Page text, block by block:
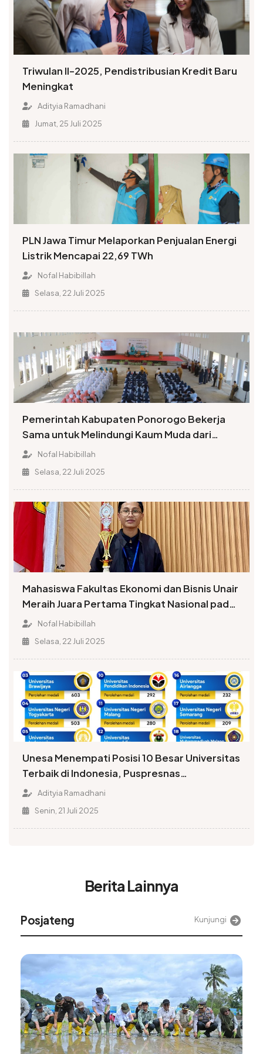
Triwulan II-2025, Pendistribusian Kredit Baru
Meningkat
Adityia Ramadhani
Jumat, 25 Juli 2025
PLN Jawa Timur Melaporkan Penjualan Energi
Listrik Mencapai 22,69 TWh
Nofal Habibillah
Selasa, 22 Juli 2025
Pemerintah Kabupaten Ponorogo Bekerja
Sama untuk Melindungi Kaum Muda dari
Penyalahgunaan Narkoba
Nofal Habibillah
Selasa, 22 Juli 2025
Mahasiswa Fakultas Ekonomi dan Bisnis Unair
Meraih Juara Pertama Tingkat Nasional pada
Kompetisi Da’i
Nofal Habibillah
Selasa, 22 Juli 2025
Unesa Menempati Posisi 10 Besar Universitas
Terbaik di Indonesia, Puspresnas
Menobatkan Peringkat 6
Adityia Ramadhani
Senin, 21 Juli 2025
Berita Lainnya
Alinea Kunjungi